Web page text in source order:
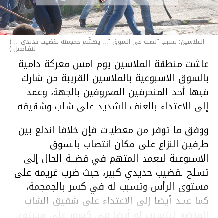
الملاسين: بسبب "نصبة في السوق "... يهشّم جمجمته بقضيب حديدي ... (
التفـاصيل )
عاشت منطقة الملاسين يوم امس معركة دامية
بالسوق الاسبوعية بالملاسين القريبة من شارك
فيها أحد المنحرفين المعروفين بالجهة، وعمد
إلى الاعتداء بالعنف الشديد على شاب وشقيقه..
ووفق ما توفر من معطيات فإن خلافا اندلع بين
طرفين النزاع على مكان انتصاب بالسوق
الاسبوعية ليعمد المتهم في قضية الحال إلى
تسلح بقضيب حديدي كبير، حيث ضرب غريمه على
مستوى الرأس وتسبب له في كسر بالجمجمة،
كما عمد أيضا إلى الاعتداء على شقيق الشاب